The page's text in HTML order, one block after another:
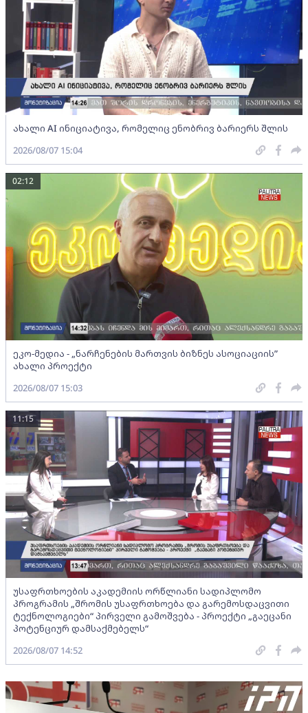
ახალი AI ინიციატივა, რომელიც ენობრივ ბარიერს შლის
2026/08/07 15:04
ეკო-მედია - „ნარჩენების მართვის ბიზნეს ასოციაციის”
ახალი პროექტი
02:12
2026/08/07 15:03
უსაფრთხოების აკადემიის ორწლიანი სადიპლომო
პროგრამის „შრომის უსაფრთხოება და გარემოსდაცვითი
ტექნოლოგიები“ პირველი გამოშვება - პროექტი „გაეცანი
პოტენციურ დამსაქმებელს“
11:15
2026/08/07 14:52